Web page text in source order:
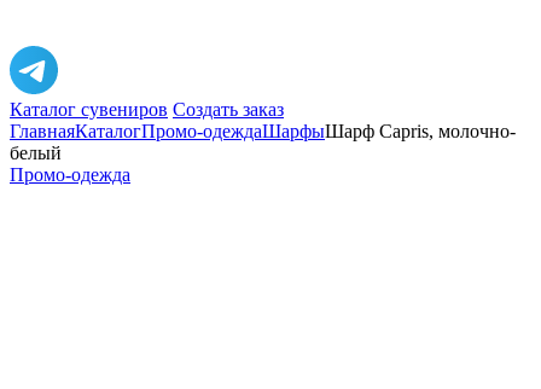
Каталог сувениров Создать заказ
ГлавнаяКаталогПромо-одеждаШарфыШарф Capris, молочно-
белый
Промо-одежда